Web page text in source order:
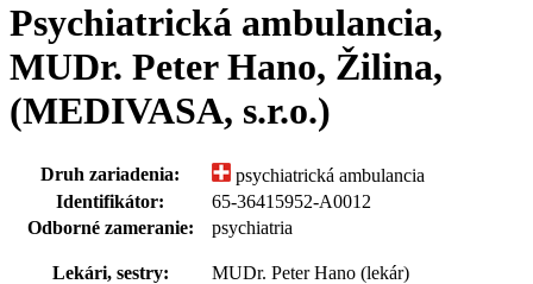
Psychiatrická ambulancia,
MUDr. Peter Hano, Žilina,
(MEDIVASA, s.r.o.)
Druh zariadenia:
psychiatrická ambulancia
Identifikátor:
65-36415952-A0012
Odborné zameranie:
psychiatria
Lekári, sestry: MUDr. Peter Hano (lekár)